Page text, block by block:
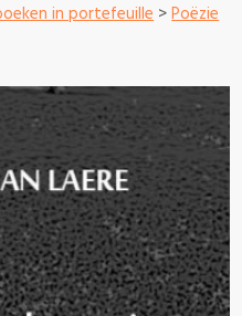
in portefeuille>Poëzie